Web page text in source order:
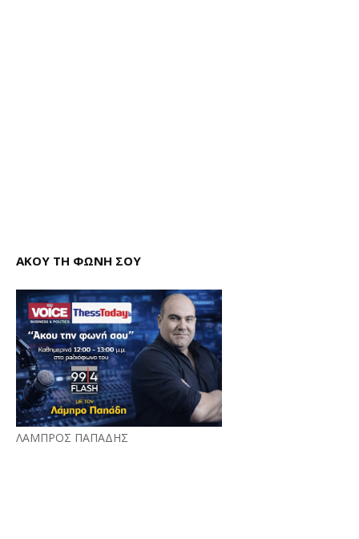
ΑΚΟΥ ΤΗ ΦΩΝΗ ΣΟΥ
ΛΑΜΠΡΟΣ ΠΑΠΑΔΗΣ